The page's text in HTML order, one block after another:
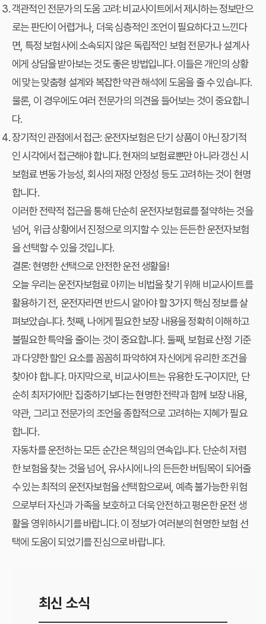
객관적인 전문가의 도움 고려:비교사이트에서 제시하는 정보만으
로는 판단이 어렵거나, 더욱 심층적인 조언이 필요하다고 느낀다
면, 특정 보험사에 소속되지 않은 독립적인 보험 전문가나 설계사
에게 상담을 받아보는 것도 좋은 방법입니다. 이들은 개인의 상황
에 맞는 맞춤형 설계와 복잡한 약관 해석에 도움을 줄 수 있습니다.
물론, 이 경우에도 여러 전문가의 의견을 들어보는 것이 중요합니
다.
장기적인 관점에서 접근: 운전자보험은 단기 상품이 아닌 장기적
인 시각에서 접근해야 합니다. 현재의 보험료뿐만 아니라 갱신 시
보험료 변동 가능성, 회사의 재정 안정성 등도 고려하는 것이 현명
합니다.
이러한 전략적 접근을 통해 단순히 운전자보험료를 절약하는 것을
넘어, 위급 상황에서 진정으로 의지할 수 있는 든든한 운전자보험
을 선택할 수 있을 것입니다.
결론: 현명한 선택으로 안전한 운전 생활을!
오늘 우리는운전자보험료 아끼는 비법을 찾기 위해 비교사이트를
활용하기 전, 운전자라면 반드시 알아야 할 3가지 핵심 정보를 살
펴보았습니다. 첫째, 나에게 필요한 보장 내용을 정확히 이해하고
불필요한 특약을 줄이는 것이 중요합니다. 둘째, 보험료 산정 기준
과 다양한 할인 요소를 꼼꼼히 파악하여 자신에게 유리한 조건을
찾아야 합니다. 마지막으로, 비교사이트는 유용한 도구이지만, 단
순히 최저가에만 집중하기보다는 현명한 전략과 함께 보장 내용,
약관, 그리고 전문가의 조언을 종합적으로 고려하는 지혜가 필요
합니다.
자동차를 운전하는 모든 순간은 책임의 연속입니다. 단순히 저렴
한 보험을 찾는 것을 넘어, 유사시에 나의 든든한 버팀목이 되어줄
수 있는 최적의 운전자보험을 선택함으로써, 예측 불가능한 위험
으로부터 자신과 가족을 보호하고 더욱 안전하고 평온한 운전 생
활을 영위하시기를 바랍니다. 이 정보가 여러분의 현명한 보험 선
택에 도움이 되었기를 진심으로 바랍니다.
최신 소식